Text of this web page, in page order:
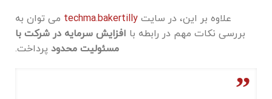
علاوه بر این، در سایتtechma.bakertilly می توان به
بررسی نکات مهم در رابطه با افزایش سرمایه در شرکت با
مسئولیت محدودپرداخت.